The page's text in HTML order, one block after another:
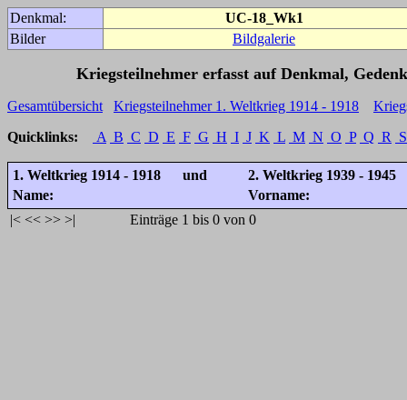
Denkmal:
UC-18_Wk1
Bilder
Bildgalerie
Kriegsteilnehmer erfasst auf Denkmal,
Gesamtübersicht Kriegsteilnehmer 1. Weltkrieg 1914 - 1918
Quicklinks:
A B C D E F G H I J K L M N O P Q R S
1. Weltkrieg 1914 - 1918 und
2. Weltkrieg 1939 - 1945
Name:
Vorname:
|< << >> >| Einträge 1 bis 0 von 0